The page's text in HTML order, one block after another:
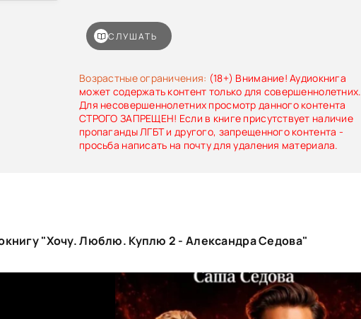
Возрастные ограничения: (18+) Внимание! Аудиокнига
может содержать контент только для совершеннолетних.
Для несовершеннолетних просмотр данного контента
СТРОГО ЗАПРЕЩЕН! Если в книге присутствует наличие
пропаганды ЛГБТ и другого, запрещенного контента -
просьба написать на почту для удаления материала.
СЛУШАТЬ
"Хочу. Люблю. Куплю 2 - Александра Седова"